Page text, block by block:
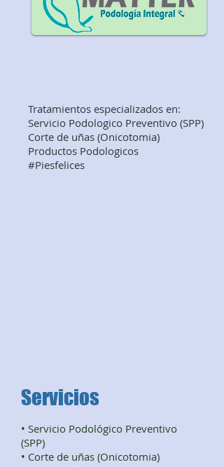
Tratamientos especializados en:
Servicio Podologico Preventivo (SPP)
Corte de uñas (Onicotomia)
Productos Podologicos
#Piesfelices
Servicios
• Servicio Podológico Preventivo
(SPP)
• Corte de uñas (Onicotomia)